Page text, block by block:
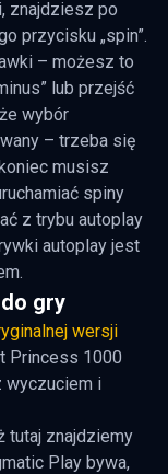
znajdziesz po
przycisku „spin”.
– możesz to
lub przejść
wybór
– trzeba się
musisz
spiny
z trybu autoplay
autoplay jest
gry
wersji
Princess 1000
wyczuciem i
tutaj znajdziemy
Play bywa,